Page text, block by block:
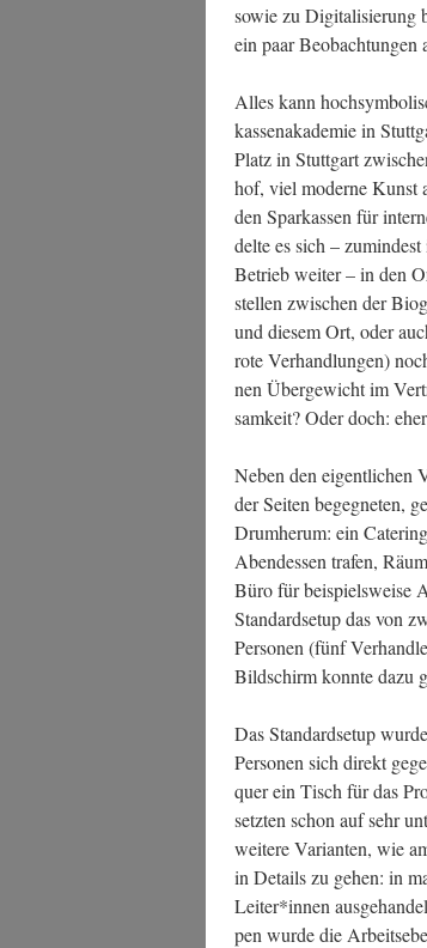
sowie zu Digi­ta­li­sie­rung
ein paar Beob­ach­tun­gen
Alles kann
kas­sen­aka­de­mie in
Platz in Stutt­gart
hof, viel moder­ne Kunst
den Spar­kas­sen für
del­te es sich –
Betrieb wei­ter – in den
stel­len zwi­schen der
und die­sem Ort, oder
rote Ver­hand­lun­gen)
nen Über­ge­wicht im
sam­keit? Oder doch:
Neben den eigent­li­chen
der Sei­ten begeg­ne­ten,
Drum­her­um: ein
Abend­essen tra­fen,
Büro für bei­spiels­wei­se
Stan­dard­set­up das von
Per­so­nen (fünf
Bild­schirm konn­te dazu
Das Stan­dard­set­up
Per­so­nen sich direkt
quer ein Tisch für das
setz­ten schon auf sehr
wei­te­re Vari­an­ten, wie
in Details zu gehen: in
Leiter*innen
pen wur­de die